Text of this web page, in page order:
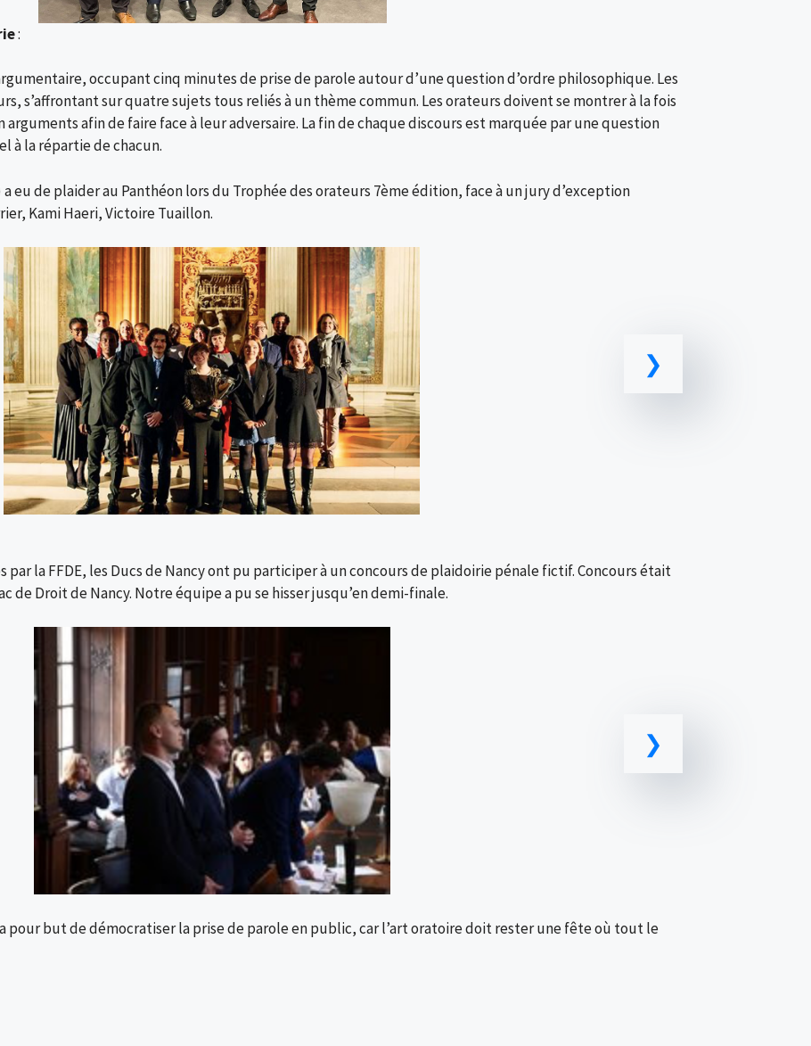
:
occupant cinq minutes de prise de parole autour d’une question d’ordre philosophique. Les
s’affrontant sur quatre sujets tous reliés à un thème commun. Les orateurs doivent se montrer à la fois
afin de faire face à leur adversaire. La fin de chaque discours est marquée par une question
à la répartie de chacun.
eu de plaider au Panthéon lors du Trophée des orateurs 7ème édition, face à un jury d’exception
Kami Haeri, Victoire Tuaillon.
par la FFDE, les Ducs de Nancy ont pu participer à un concours de plaidoirie pénale fictif. Concours était
de Droit de Nancy. Notre équipe a pu se hisser jusqu’en demi-finale.
a pour but de démocratiser la prise de parole en public, car l’art oratoire doit rester une fête où tout le